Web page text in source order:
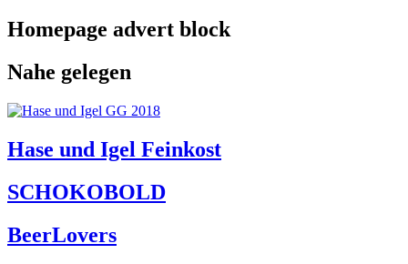
Homepage advert block
Nahe gelegen
Hase und Igel Feinkost
SCHOKOBOLD
BeerLovers